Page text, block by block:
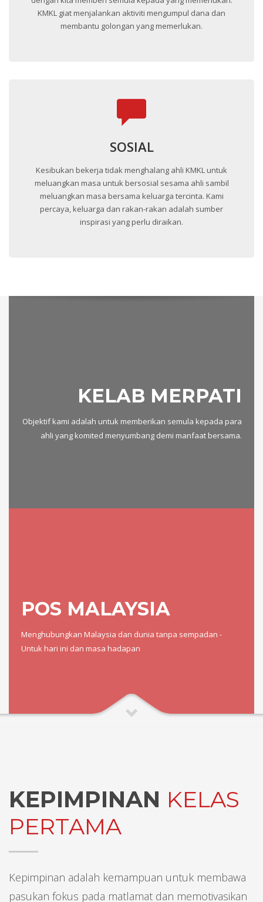
KMKL giat menjalankan aktiviti mengumpul dana dan
membantu golongan yang memerlukan.
SOSIAL
Kesibukan bekerja tidak menghalang ahli KMKL untuk
meluangkan masa untuk bersosial sesama ahli sambil
meluangkan masa bersama keluarga tercinta. Kami
percaya, keluarga dan rakan-rakan adalah sumber
inspirasi yang perlu diraikan.
KELAB MERPATI
Objektif kami adalah untuk memberikan semula kepada para
ahli yang komited menyumbang demi manfaat bersama.
POS MALAYSIA
Menghubungkan Malaysia dan dunia tanpa sempadan -
Untuk hari ini dan masa hadapan
KEPIMPINAN KELAS
PERTAMA
Kepimpinan adalah kemampuan untuk membawa
pasukan fokus pada matlamat dan memotivasikan